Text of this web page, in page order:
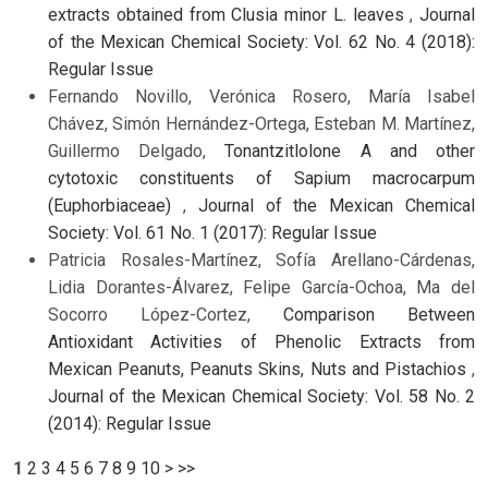
extracts obtained from Clusia minor L. leaves, Journal
of the Mexican Chemical Society: Vol. 62 No. 4 (2018):
Regular Issue
Fernando Novillo, Verónica Rosero, María Isabel
Chávez, Simón Hernández-Ortega, Esteban M. Martínez,
Guillermo Delgado,Tonantzitlolone A and other
cytotoxic constituents of Sapium macrocarpum
(Euphorbiaceae) , Journal of the Mexican Chemical
Society: Vol. 61 No. 1 (2017): Regular Issue
Patricia Rosales-Martínez, Sofía Arellano-Cárdenas,
Lidia Dorantes-Álvarez, Felipe García-Ochoa, Ma del
Socorro López-Cortez, Comparison Between
Antioxidant Activities of Phenolic Extracts from
Mexican Peanuts, Peanuts Skins, Nuts and Pistachios ,
Journal of the Mexican Chemical Society: Vol. 58 No. 2
(2014): Regular Issue
1 2 3 4 5 6 7 8 9 10 > >>